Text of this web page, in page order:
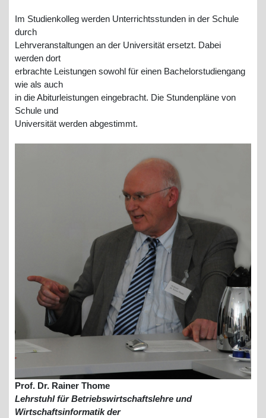
Im Studienkolleg werden Unterrichtsstunden in der Schule
durch
Lehrveranstaltungen an der Universität ersetzt. Dabei
werden dort
erbrachte Leistungen sowohl für einen Bachelorstudiengang
wie als auch
in die Abiturleistungen eingebracht. Die Stundenpläne von
Schule und
Universität werden abgestimmt.
Prof. Dr. Rainer Thome
Lehrstuhl für Betriebswirtschaftslehre und
Wirtschaftsinformatik der